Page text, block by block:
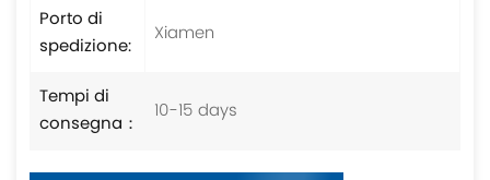
Porto di
spedizione:
Xiamen
Tempi di
consegna：
10-15 days